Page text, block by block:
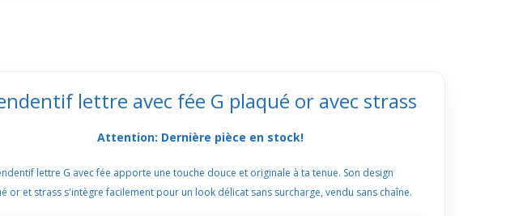
lettre avec fée G plaqué or avec strass
Attention: Dernière pièce en stock!
lettre G avec fée apporte une touche douce et originale à ta tenue. Son design
or et strass s'intègre facilement pour un look délicat sans surcharge, vendu sans chaîne.